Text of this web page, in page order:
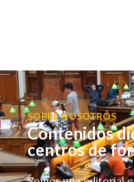
SOBRE NOSOTROS
Contenidos
centros de